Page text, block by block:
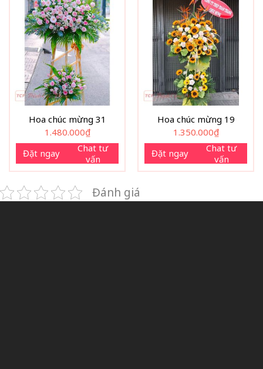
Hoa chúc mừng 31
1.480.000₫
Đặt ngay
Chat tư
vấn
Hoa chúc mừng 19
1.350.000₫
Đặt ngay
Chat tư
vấn
Đánh giá